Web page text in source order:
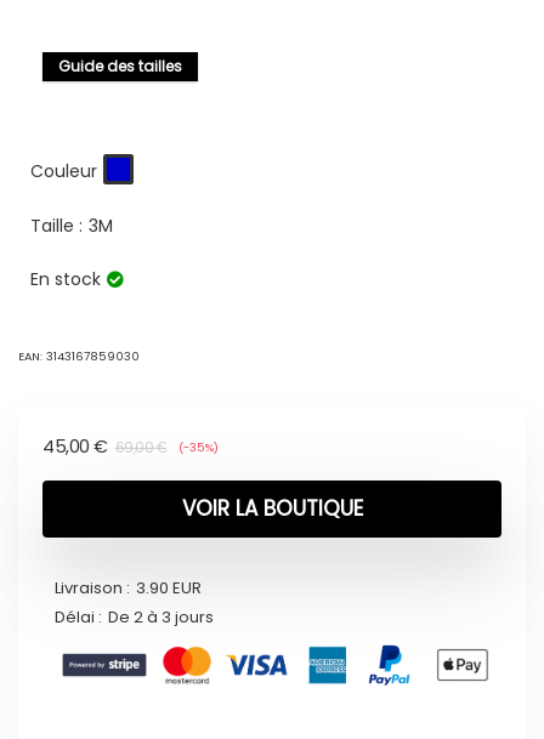
Guide des tailles
Couleur
Taille : 3M
En stock
EAN: 3143167859030
69,00€
45,00 € (-35%)
VOIR LA BOUTIQUE
Livraison : 3.90 EUR
Délai : De 2 à 3 jours